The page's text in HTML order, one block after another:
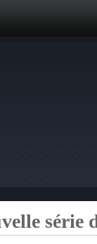
série